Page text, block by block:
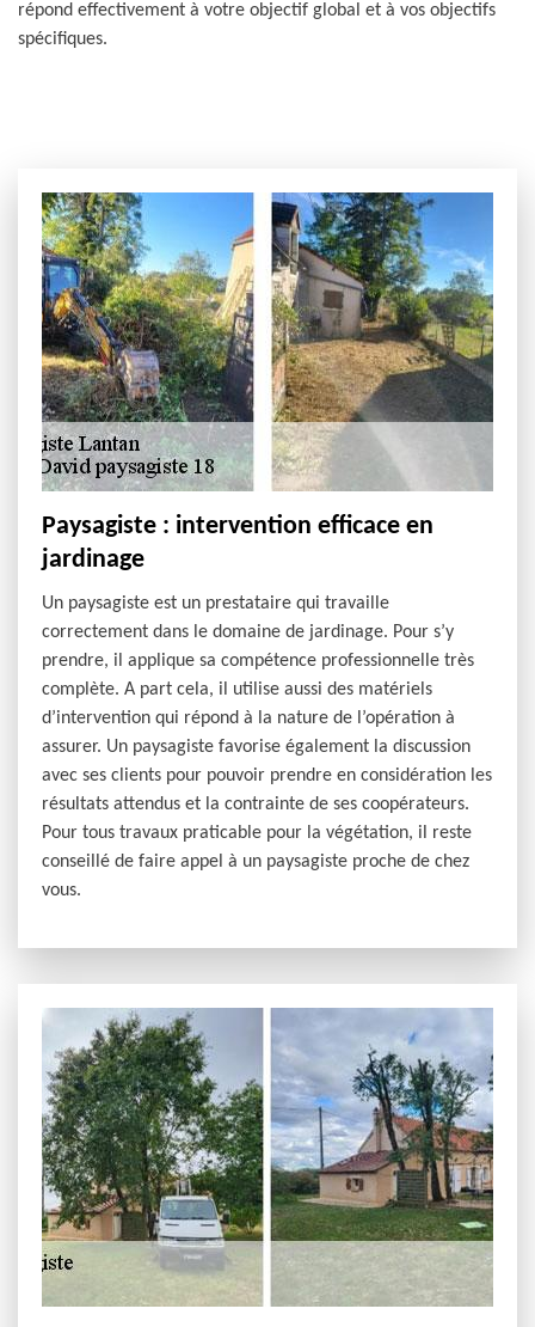
répond effectivement à votre objectif global et à vos objectifs
spécifiques.
Paysagiste : intervention efficace en
jardinage
Un paysagiste est un prestataire qui travaille
correctement dans le domaine de jardinage. Pour s’y
prendre, il applique sa compétence professionnelle très
complète. A part cela, il utilise aussi des matériels
d’intervention qui répond à la nature de l’opération à
assurer. Un paysagiste favorise également la discussion
avec ses clients pour pouvoir prendre en considération les
résultats attendus et la contrainte de ses coopérateurs.
Pour tous travaux praticable pour la végétation, il reste
conseillé de faire appel à un paysagiste proche de chez
vous.